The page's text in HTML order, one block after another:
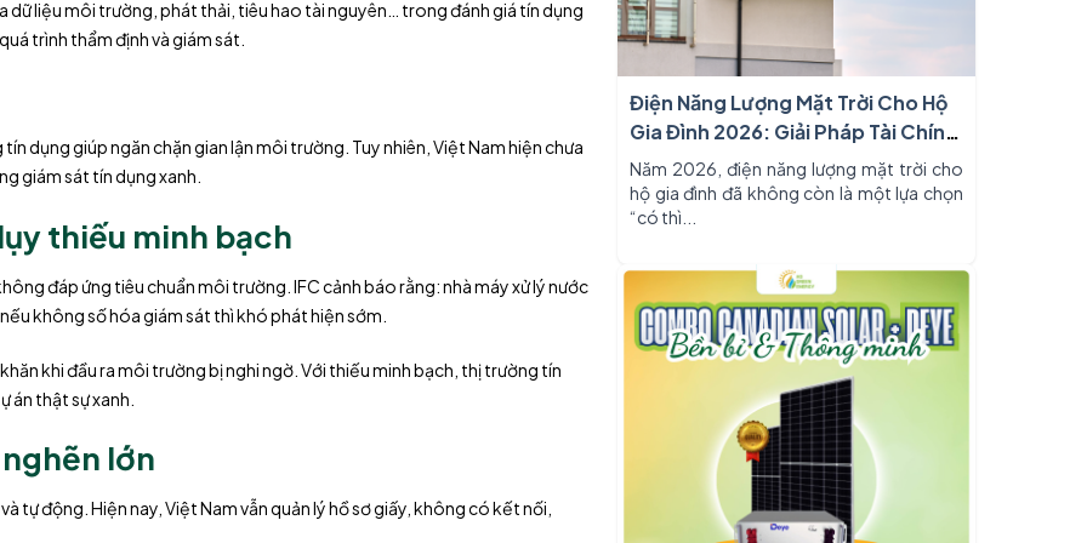
dữ liệu môi trường, phát thải, tiêu hao tài nguyên… trong đánh giá tín dụng
trình thẩm định và giám sát.
dụng giúp ngăn chặn gian lận môi trường. Tuy nhiên, Việt Nam hiện chưa
giám sát tín dụng xanh.
thiếu minh bạch
đáp ứng tiêu chuẩn môi trường. IFC cảnh báo rằng: nhà máy xử lý nước
không số hóa giám sát thì khó phát hiện sớm.
khi đầu ra môi trường bị nghi ngờ. Với thiếu minh bạch, thị trường tín
án thật sự xanh.
lớn
tự động. Hiện nay, Việt Nam vẫn quản lý hồ sơ giấy, không có kết nối,
Điện Năng Lượng Mặt Trời Cho Hộ
Gia Đình 2026: Giải Pháp Tài Chính
Thông Minh
Năm 2026, điện năng lượng mặt trời cho
hộ gia đình đã không còn là một lựa chọn
“có thì...